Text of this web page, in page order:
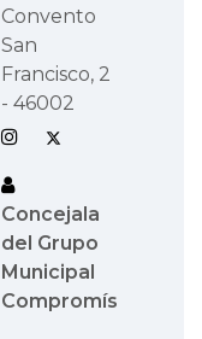
Convento
San
Francisco, 2
- 46002
Concejala
del Grupo
Municipal
Compromís